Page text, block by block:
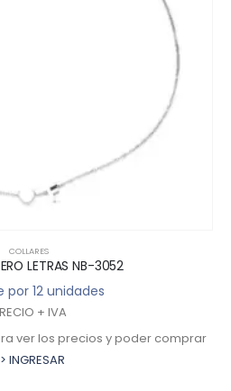
COLLARES
LETRAS NB-3052
por 12 unidades
+ IVA
ver los precios y poder comprar
INGRESAR